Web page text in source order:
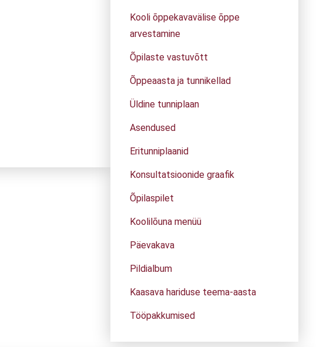
Kooli õppekavavälise õppe
arvestamine
Õpilaste vastuvõtt
Õppeaasta ja tunnikellad
Üldine tunniplaan
Asendused
Eritunniplaanid
Konsultatsioonide graafik
Õpilaspilet
Koolilõuna menüü
Päevakava
Pildialbum
Kaasava hariduse teema-aasta
Tööpakkumised